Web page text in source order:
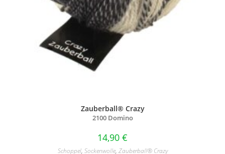
Zauberball® Crazy
2100 Domino
14,90 €
Schoppel, Sockenwolle, Zauberball® Crazy